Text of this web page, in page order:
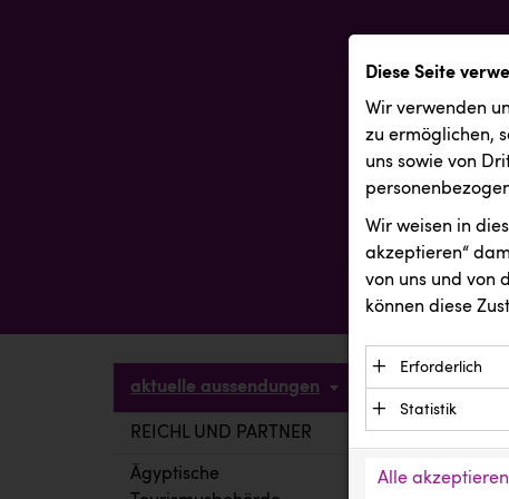
aktuelle aussendungen
REICHL UND PARTNER
Ägyptische
Diese Seite
Wir verwenden
zu ermöglichen,
uns sowie von
Wir weisen in
akzeptieren“
von uns und von
können diese
Erforderlich
Essenzielle
Funktion der
Daten und
Anbieter:
Statistik
verstehen, wie
Alle akzeptieren